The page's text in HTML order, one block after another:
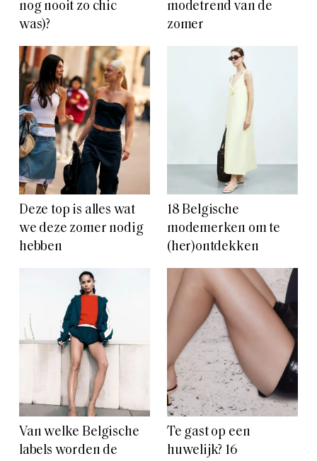
nog nooit zo chic
was)?
modetrend van de
zomer
Deze top is alles wat
we deze zomer nodig
hebben
18 Belgische
modemerken om te
(her)ontdekken
Van welke Belgische
labels worden de
Te gast op een
huwelijk? 16